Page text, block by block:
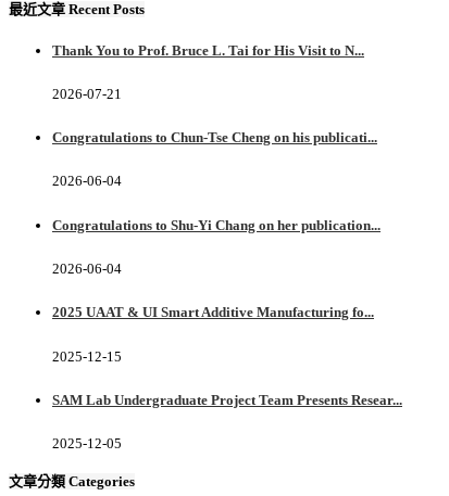
最近文章 Recent Posts
Thank You to Prof. Bruce L. Tai for His Visit to N...
2026-07-21
Congratulations to Chun-Tse Cheng on his publicati...
2026-06-04
Congratulations to Shu-Yi Chang on her publication...
2026-06-04
2025 UAAT & UI Smart Additive Manufacturing fo...
2025-12-15
SAM Lab Undergraduate Project Team Presents Resear...
2025-12-05
文章分類 Categories